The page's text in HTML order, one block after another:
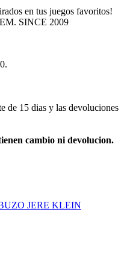
en tus juegos favoritos!
SINCE 2009
de 15 dias y las devoluciones
cambio ni devolucion.